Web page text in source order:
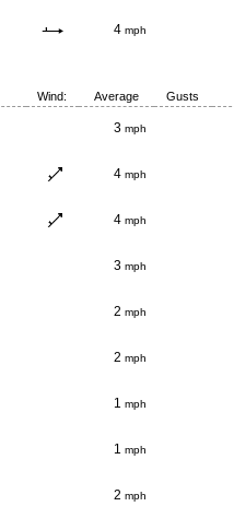
4 mph
Wind: Average Gusts
3 mph
4 mph
4 mph
3 mph
2 mph
2 mph
1 mph
1 mph
2 mph